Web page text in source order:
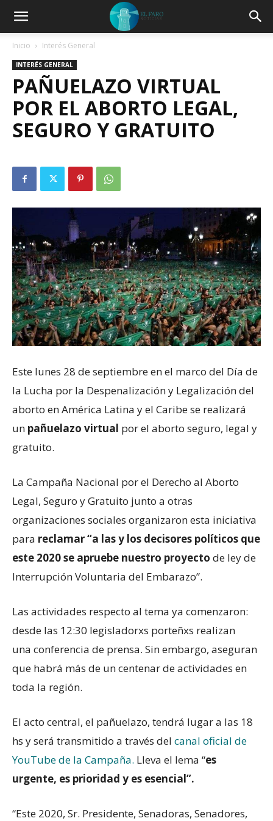
Inicio Interés General
INTERÉS GENERAL
PAÑUELAZO VIRTUAL
POR EL ABORTO LEGAL,
SEGURO Y GRATUITO
Este lunes 28 de septiembre en el marco del Día de
la Lucha por la Despenalización y Legalización del
aborto en América Latina y el Caribe se realizará
un pañuelazo virtual por el aborto seguro, legal y
gratuito.
La Campaña Nacional por el Derecho al Aborto
Legal, Seguro y Gratuito junto a otras
organizaciones sociales organizaron esta iniciativa
para reclamar “a las y los decisores políticos que
este 2020 se apruebe nuestro proyecto de ley de
Interrupción Voluntaria del Embarazo”.
Las actividades respecto al tema ya comenzaron:
desde las 12:30 legisladorxs porteñxs realizan
una conferencia de prensa. Sin embargo, aseguran
que habrá más de un centenar de actividades en
toda la región.
El acto central, el pañuelazo, tendrá lugar a las 18
hs y será transmitido a través del canal oficial de
YouTube de la Campaña. Lleva el lema “es
urgente, es prioridad y es esencial”.
“Este 2020, Sr. Presidente, Senadoras, Senadores,